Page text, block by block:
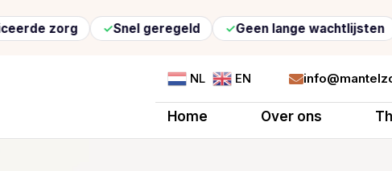
Snel geregeld Geen lange wachtlijsten
NL EN 
Home Over ons